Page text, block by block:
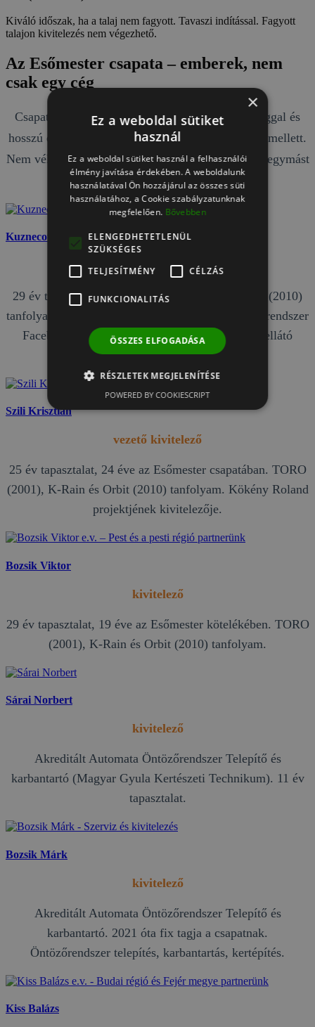
Kiváló időszak, ha a talaj nem fagyott. Tavaszi indítással. Fagyott
talajon kivitelezés nem végezhető.
Az Esőmester csapata – emberek, nem
csak egy cég
Csapatunkban minden tag személyes elhivatottsággal és
hosszú évek tapasztalatával áll az öntözéstechnika mellett.
Nem véletlenszerűen összeállt vállalkozók, hanem egymást
évtizedek óta ismerő szakemberek.
Kuznecov Péter
alapító, ügyvezető
29 év tapasztalat. TORO (2001), K-Rain és Orbit (2010)
tanfolyam. A legnagyobb hazai kertépítő és öntözőrendszer
Facebook csoportok adminisztrátora. A Kertészellátó
franchise hálózat alapítója.
Szili Krisztián
vezető kivitelező
25 év tapasztalat, 24 éve az Esőmester csapatában. TORO
(2001), K-Rain és Orbit (2010) tanfolyam. Kökény Roland
projektjének kivitelezője.
Bozsik Viktor
kivitelező
29 év tapasztalat, 19 éve az Esőmester kötelékében. TORO
(2001), K-Rain és Orbit (2010) tanfolyam.
Sárai Norbert
kivitelező
Akreditált Automata Öntözőrendszer Telepítő és
karbantartó (Magyar Gyula Kertészeti Technikum). 11 év
tapasztalat.
Bozsik Márk
kivitelező
Akreditált Automata Öntözőrendszer Telepítő és
karbantartó. 2021 óta fix tagja a csapatnak.
Öntözőrendszer telepítés, karbantartás, kertépítés.
Kiss Balázs
×
Ez a weboldal sütiket
használ
Ez a weboldal sütiket használ a felhasználói
élmény javítása érdekében. A weboldalunk
használatával Ön hozzájárul az összes süti
használatához, a Cookie szabályzatunknak
megfelelően. Bővebben
ELENGEDHETETLENÜL
SZÜKSÉGES
TELJESÍTMÉNY
CÉLZÁS
FUNKCIONALITÁS
ÖSSZES ELFOGADÁSA
RÉSZLETEK MEGJELENÍTÉSE
POWERED BY COOKIESCRIPT